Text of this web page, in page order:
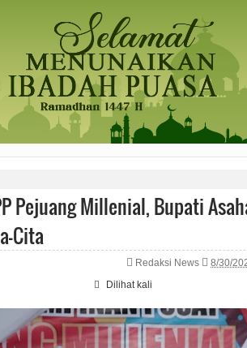
Pejuang Millenial, Bupati
Cita
Redaksi News 8/30/
Dilihat kali